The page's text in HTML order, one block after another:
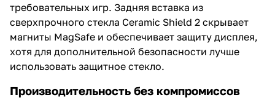
требовательных игр. Задняя вставка из
сверхпрочного стекла Ceramic Shield 2 скрывает
магниты MagSafe и обеспечивает защиту дисплея,
хотя для дополнительной безопасности лучше
использовать защитное стекло.
Производительность без компромиссов